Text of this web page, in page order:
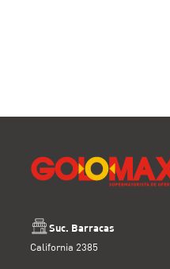
Suc. Barracas
California 2385